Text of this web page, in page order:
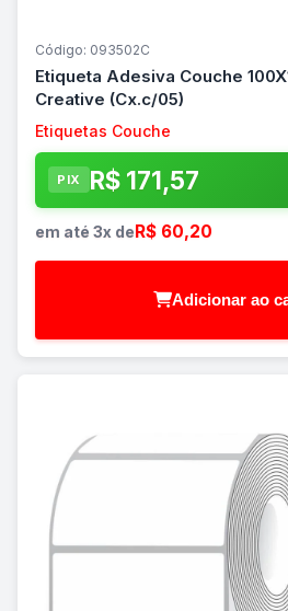
Código: 093502C
Etiqueta Adesiva Couche
Creative (Cx.c/05)
Etiquetas Couche
PIX R$ 171,57
em até 3x deR$ 60,20
Adicionar ao